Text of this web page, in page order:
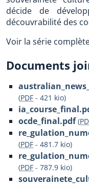
décide de
découvrabilité des
Voir la série
Documents
(PDF - 421 kio)
ocde_final.pdf (
(PDF - 481.7 kio)
(PDF - 787.9 kio)